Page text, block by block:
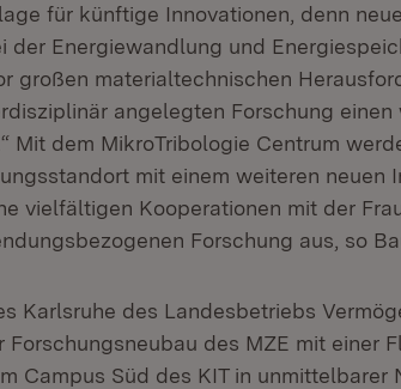
für künftige Innovationen, denn
der Energiewandlung und
großen materialtechnischen
angelegten Forschung einen
Mit dem MikroTribologie Centrum
mit einem weiteren neuen
vielfältigen Kooperationen mit der
Forschung aus, so
Karlsruhe des Landesbetriebs
des MZE mit einer
Campus Süd des KIT in unmittelbarer